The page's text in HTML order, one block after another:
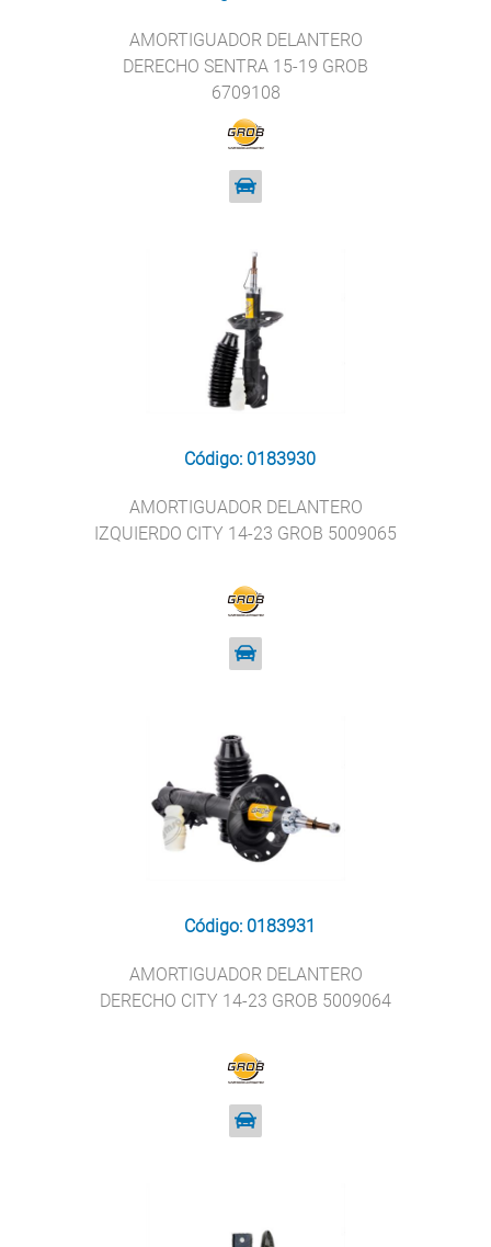
AMORTIGUADOR DELANTERO
DERECHO SENTRA 15-19 GROB
6709108
Código: 0183930
AMORTIGUADOR DELANTERO
IZQUIERDO CITY 14-23 GROB 5009065
Código: 0183931
AMORTIGUADOR DELANTERO
DERECHO CITY 14-23 GROB 5009064